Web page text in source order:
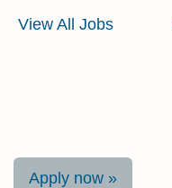
View All Jobs
Apply now »